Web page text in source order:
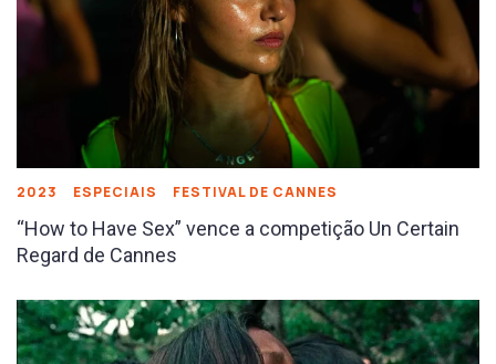
2023 ESPECIAIS FESTIVAL DE CANNES
“How to Have Sex” vence a competição Un Certain
Regard de Cannes